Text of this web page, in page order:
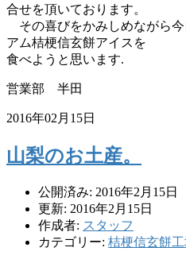
合せを頂いております。
その喜びをかみしめながら今
アム桔梗信玄餅アイスを
食べようと思います.
営業部 半田
2016年02月15日
山梨のお土産。
公開済み: 2016年2月15日
更新: 2016年2月15日
作成者: スタッフ
カテゴリー: 桔梗信玄餅